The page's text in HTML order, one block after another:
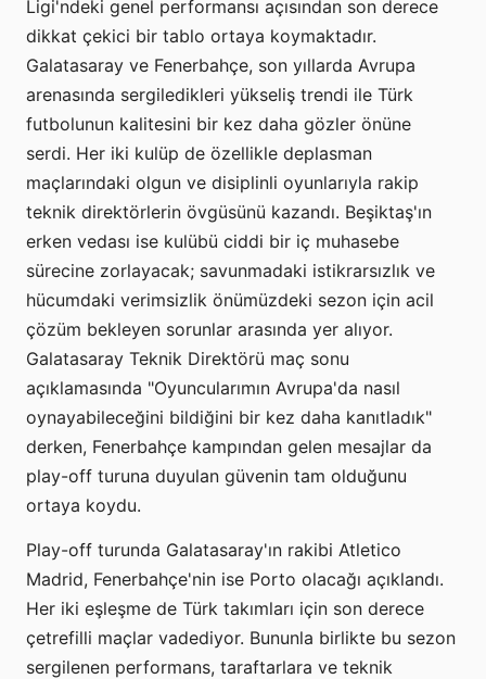
Ligi'ndeki genel performansı açısından son derece
dikkat çekici bir tablo ortaya koymaktadır.
Galatasaray ve Fenerbahçe, son yıllarda Avrupa
arenasında sergiledikleri yükseliş trendi ile Türk
futbolunun kalitesini bir kez daha gözler önüne
serdi. Her iki kulüp de özellikle deplasman
maçlarındaki olgun ve disiplinli oyunlarıyla rakip
teknik direktörlerin övgüsünü kazandı. Beşiktaş'ın
erken vedası ise kulübü ciddi bir iç muhasebe
sürecine zorlayacak; savunmadaki istikrarsızlık ve
hücumdaki verimsizlik önümüzdeki sezon için acil
çözüm bekleyen sorunlar arasında yer alıyor.
Galatasaray Teknik Direktörü maç sonu
açıklamasında "Oyuncularımın Avrupa'da nasıl
oynayabileceğini bildiğini bir kez daha kanıtladık"
derken, Fenerbahçe kampından gelen mesajlar da
play-off turuna duyulan güvenin tam olduğunu
ortaya koydu.
Play-off turunda Galatasaray'ın rakibi Atletico
Madrid, Fenerbahçe'nin ise Porto olacağı açıklandı.
Her iki eşleşme de Türk takımları için son derece
çetrefilli maçlar vadediyor. Bununla birlikte bu sezon
sergilenen performans, taraftarlara ve teknik